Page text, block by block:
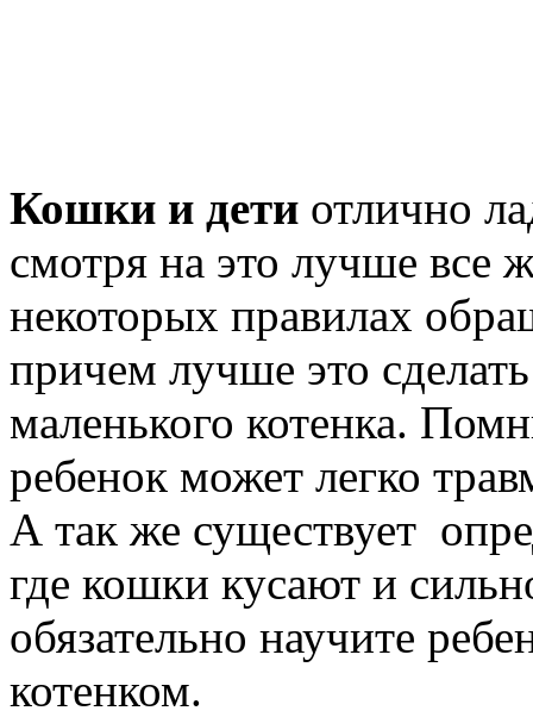
Кошки и дети отлично
смотря на это лучше все
некоторых правилах
причем лучше это
маленького котенка.
ребенок может легко
А так же существует
где кошки кусают и
обязательно научите
котенком.